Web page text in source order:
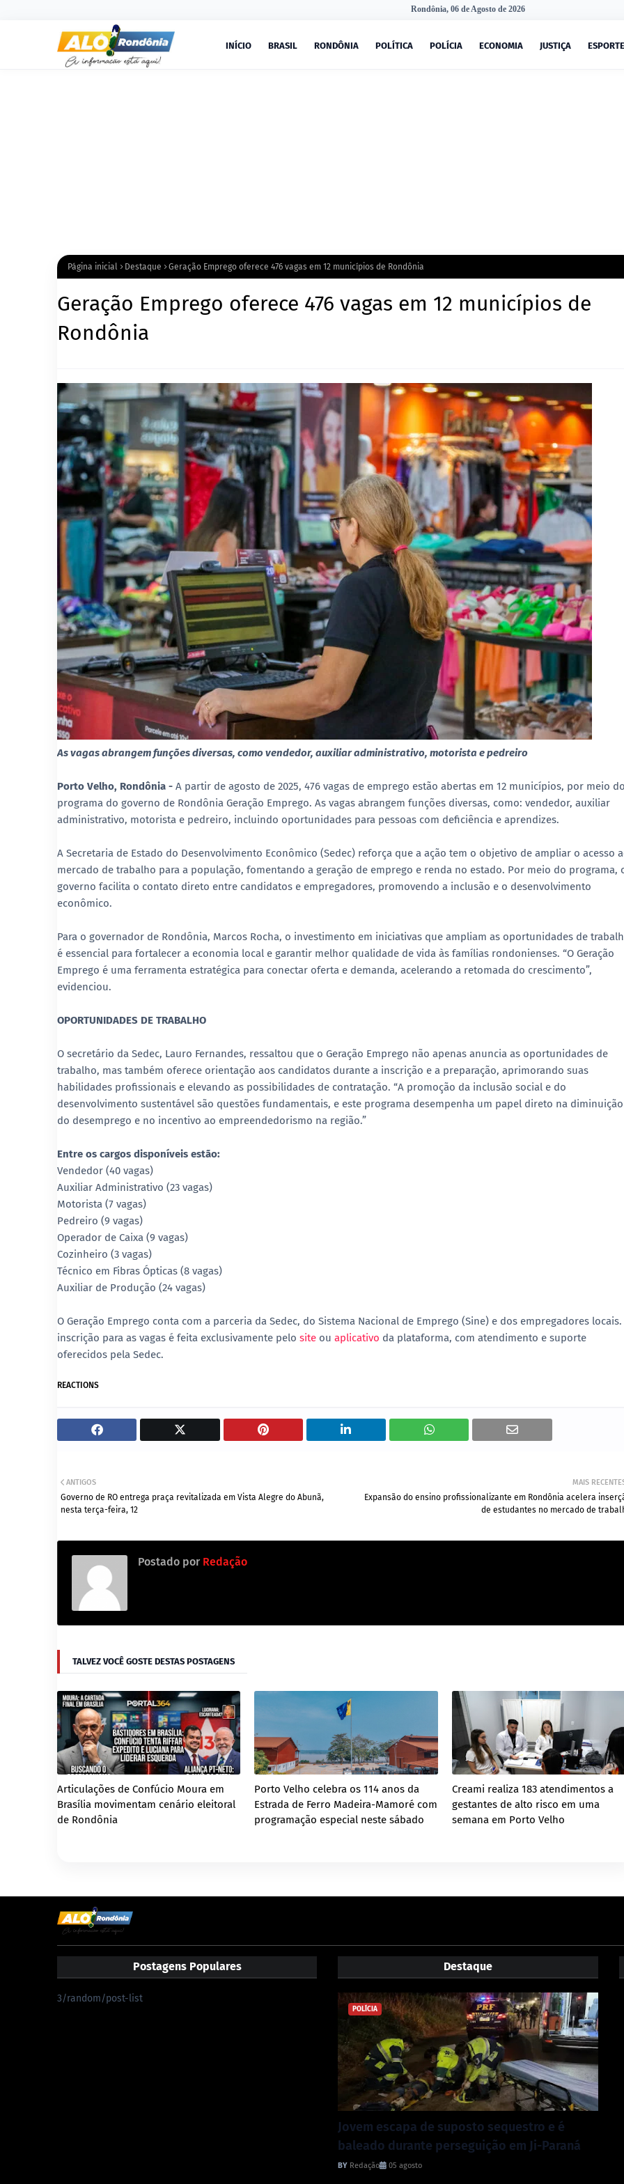
Rondônia, 06 de Agosto de 2026
INÍCIO BRASIL RONDÔNIA POLÍTICA POLÍCIA ECONOMIA JUSTIÇA ESPORTE
Página inicial Destaque Geração Emprego oferece 476 vagas em 12 municípios de Rondônia
Geração Emprego oferece 476 vagas em 12 municípios de
Rondônia
As vagas abrangem funções diversas, como vendedor, auxiliar administrativo, motorista e pedreiro
Porto Velho, Rondônia - A partir de agosto de 2025, 476 vagas de emprego estão abertas em 12 municípios, por meio do
programa do governo de Rondônia Geração Emprego. As vagas abrangem funções diversas, como: vendedor, auxiliar
administrativo, motorista e pedreiro, incluindo oportunidades para pessoas com deficiência e aprendizes.
A Secretaria de Estado do Desenvolvimento Econômico (Sedec) reforça que a ação tem o objetivo de ampliar o acesso
mercado de trabalho para a população, fomentando a geração de emprego e renda no estado. Por meio do programa,
governo facilita o contato direto entre candidatos e empregadores, promovendo a inclusão e o desenvolvimento
econômico.
Para o governador de Rondônia, Marcos Rocha, o investimento em iniciativas que ampliam as oportunidades de
é essencial para fortalecer a economia local e garantir melhor qualidade de vida às famílias rondonienses. “O Geração
Emprego é uma ferramenta estratégica para conectar oferta e demanda, acelerando a retomada do crescimento”,
evidenciou.
OPORTUNIDADES DE TRABALHO
O secretário da Sedec, Lauro Fernandes, ressaltou que o Geração Emprego não apenas anuncia as oportunidades de
trabalho, mas também oferece orientação aos candidatos durante a inscrição e a preparação, aprimorando suas
habilidades profissionais e elevando as possibilidades de contratação. “A promoção da inclusão social e do
desenvolvimento sustentável são questões fundamentais, e este programa desempenha um papel direto na diminuição
do desemprego e no incentivo ao empreendedorismo na região.”
Entre os cargos disponíveis estão:
Vendedor (40 vagas)
Auxiliar Administrativo (23 vagas)
Motorista (7 vagas)
Pedreiro (9 vagas)
Operador de Caixa (9 vagas)
Cozinheiro (3 vagas)
Técnico em Fibras Ópticas (8 vagas)
Auxiliar de Produção (24 vagas)
O Geração Emprego conta com a parceria da Sedec, do Sistema Nacional de Emprego (Sine) e dos empregadores locais.
inscrição para as vagas é feita exclusivamente pelo site ou aplicativo da plataforma, com atendimento e suporte
oferecidos pela Sedec.
REACTIONS
MAIS
Expansão do ensino profissionalizante em Rondônia acelera
de estudantes no mercado de
ANTIGOS
Governo de RO entrega praça revitalizada em Vista Alegre do Abunã,
nesta terça-feira, 12
Postado por Redação
TALVEZ VOCÊ GOSTE DESTAS POSTAGENS
Articulações de Confúcio Moura em
Brasília movimentam cenário eleitoral
de Rondônia
Porto Velho celebra os 114 anos da
Estrada de Ferro Madeira-Mamoré com
programação especial neste sábado
Creami realiza 183 atendimentos a
gestantes de alto risco em uma
semana em Porto Velho
Postagens Populares
3/random/post-list
Destaque
POLÍCIA
Jovem escapa de suposto sequestro e é
baleado durante perseguição em Ji-Paraná
Redação 05 agosto